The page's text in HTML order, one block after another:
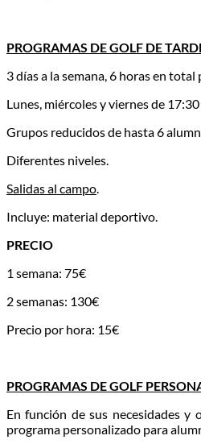
PROGRAMAS DE GOLF DE
3 días a la semana, 6 horas en total
Lunes, miércoles y viernes de
Grupos reducidos de hasta 6
Diferentes niveles.
Salidas al campo.
Incluye: material deportivo.
PRECIO
1 semana: 75€
2 semanas: 130€
Precio por hora: 15€
PROGRAMAS DE GOLF
En función de sus necesidades y
programa personalizado para